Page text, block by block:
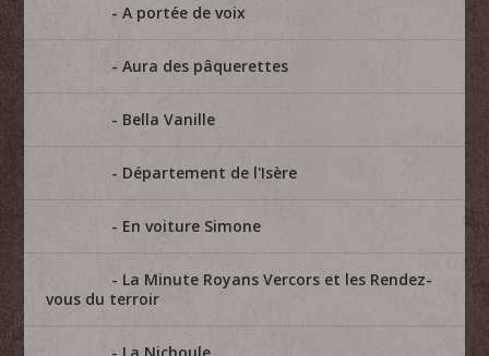
A portée de voix
Aura des pâquerettes
Bella Vanille
Département de l'Isère
En voiture Simone
La Minute Royans Vercors et les Rendez-
vous du terroir
La Nichoule